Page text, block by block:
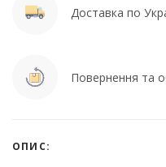
Доставка по
Повернення та
ОПИС: